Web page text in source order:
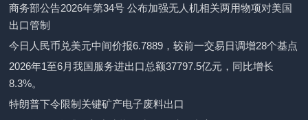
商务部公告2026年第34号 公布加强无人机相关两用物项对美国
出口管制
今日人民币兑美元中间价报6.7889，较前一交易日调增28个基点
2026年1至6月我国服务进出口总额37797.5亿元，同比增长
8.3%。
特朗普下令限制关键矿产电子废料出口